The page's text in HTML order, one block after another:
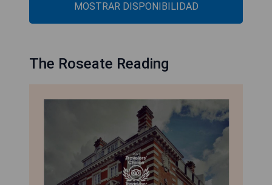
MOSTRAR DISPONIBILIDAD
The Roseate Reading